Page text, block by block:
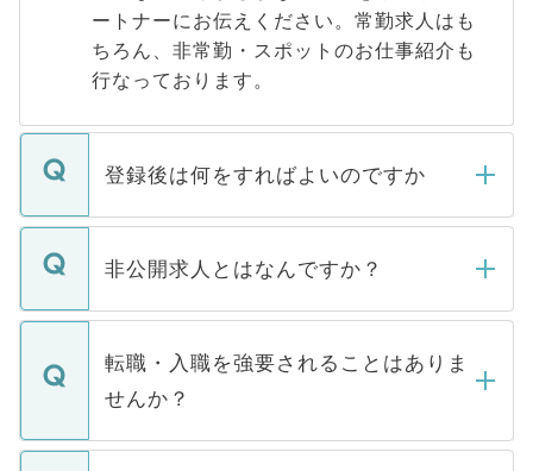
ートナーにお伝えください。常勤求人はも
ちろん、非常勤・スポットのお仕事紹介も
行なっております。
登録後は何をすればよいのですか
ご登録いただきましたら、弊社担当者がご
登録内容を確認し、その後メールもしくは
ます。通常、5営業日以内にはご連絡をせて
いただきますので、しばらくお待ちくださ
非公開求人とはなんですか？
マイナビDOCTORで取り扱っている求人の
うち約3割は、Webサイトからご覧いただ
けない「非公開求人」です。非公開求人は
下記の理由によって、一般には公開してい
ません。
転職・入職を強要されることはありま
せんか？
転職・入職を強要することは一切ありませ